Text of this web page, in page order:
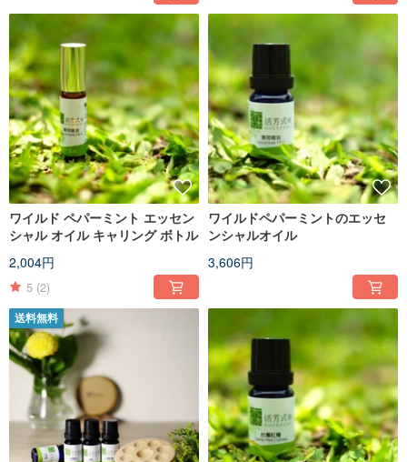
ワイルド ペパーミント エッセン
シャル オイル キャリング ボトル
2,004円
5 (2)
ワイルドペパーミントのエッセ
ンシャルオイル
3,606円
送料無料